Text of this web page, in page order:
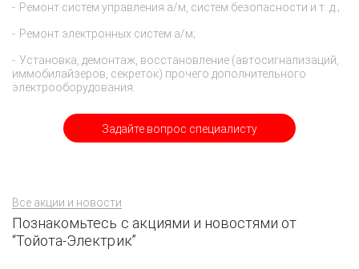
Задайте вопрос специалисту
Ремонт систем управления а/м, систем безопасности и т. д.;
Ремонт электронных систем а/м;
Установка, демонтаж, восстановление (автосигнализаций,
иммобилайзеров, секреток) прочего дополнительного
электрооборудования.
Все акции и новости
Познакомьтесь с акциями и новостями от
“Тойота-Электрик”